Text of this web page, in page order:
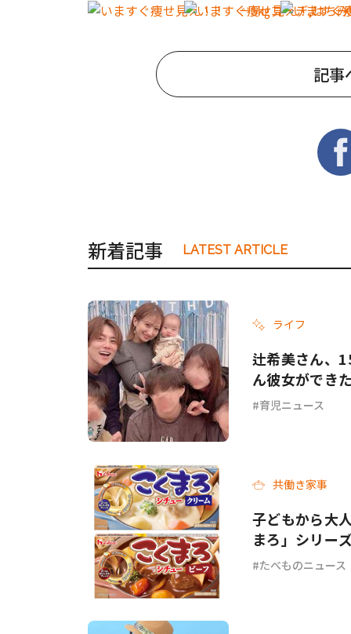
記事
新着記事 LATEST ARTICLE
ライフ
辻希美さん、
ん彼女ができ
育児ニュース
共働き家事
子どもから大
まろ」シリー
ーフ＞が新発
たべものニュース